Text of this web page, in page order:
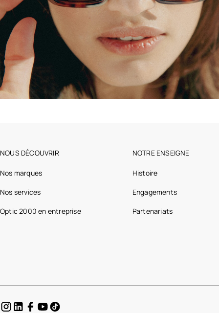
NOUS DÉCOUVRIR
Nos marques
Nos services
Optic 2000 en entreprise
NOTRE ENSEIGNE
Histoire
Engagements
Partenariats